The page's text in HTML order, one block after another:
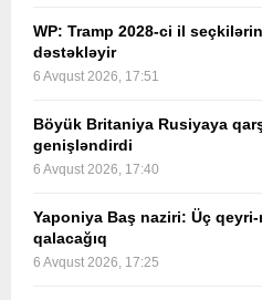
WP: Tramp 2028-ci il
dəstəkləyir
6 Avqust 2026, 17:51
Böyük Britaniya Rusiyaya
genişləndirdi
6 Avqust 2026, 17:40
Yaponiya Baş naziri: Üç
qalacağıq
6 Avqust 2026, 17:25